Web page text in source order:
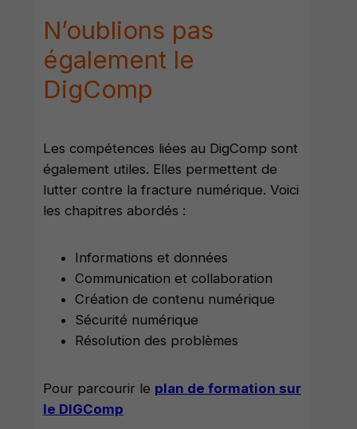
N’oublions pas
également le
DigComp
Les compétences liées au DigComp sont
également utiles. Elles permettent de
lutter contre la fracture numérique. Voici
les chapitres abordés :
Informations et données
Communication et collaboration
Création de contenu numérique
Sécurité numérique
Résolution des problèmes
Pour parcourir le plan de formation sur
le DIGComp